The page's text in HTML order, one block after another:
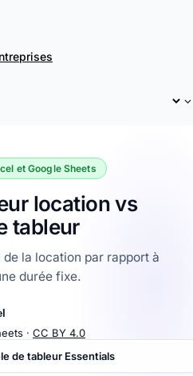
et Google Sheets
location vs
tableur
la location par rapport à
durée fixe.
· CC BY 4.0
de tableur Essentials